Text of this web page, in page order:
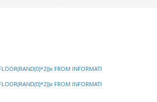
FROM INFORMATI
FROM INFORMATI